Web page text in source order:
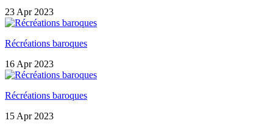
23 Apr 2023
Récréations baroques
16 Apr 2023
Récréations baroques
15 Apr 2023